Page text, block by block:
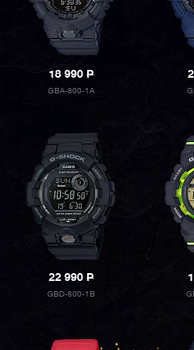
18 990P
GBA-800-1A
22 990P
GBD-800-1B